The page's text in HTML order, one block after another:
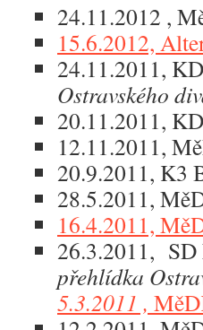
24.11.2012 ,
15.6.2012,
24.11.2011,
Ostravského
20.11.2011,
12.11.2011,
20.9.2011, K3
28.5.2011,
16.4.2011,
26.3.2011,
přehlídka
5.3.2011 ,